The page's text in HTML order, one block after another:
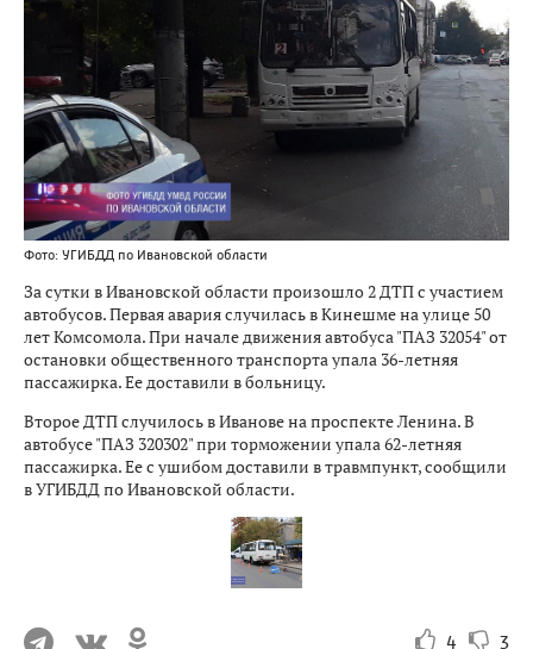
Фото: УГИБДД по Ивановской области
За сутки в Ивановской области произошло 2 ДТП с участием
автобусов. Первая авария случилась в Кинешме на улице 50
лет Комсомола. При начале движения автобуса "ПАЗ 32054" от
остановки общественного транспорта упала 36-летняя
пассажирка. Ее доставили в больницу.
Второе ДТП случилось в Иванове на проспекте Ленина. В
автобусе "ПАЗ 320302" при торможении упала 62-летняя
пассажирка. Ее с ушибом доставили в травмпункт, сообщили
в УГИБДД по Ивановской области.
4 3